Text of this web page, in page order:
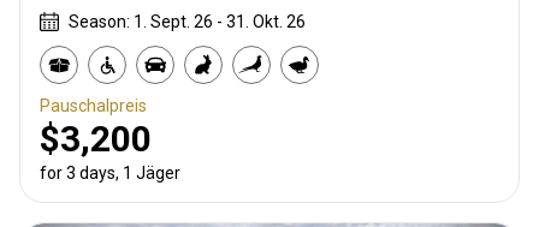
Season: 1. Sept. 26 - 31. Okt. 26
Pauschalpreis
$3,200
for 3 days, 1 Jäger